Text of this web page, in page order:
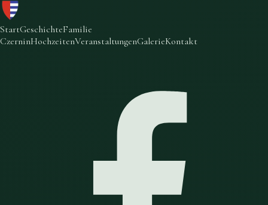
StartGeschichteFamilie
CzerninHochzeitenVeranstaltungenGalerieKontakt